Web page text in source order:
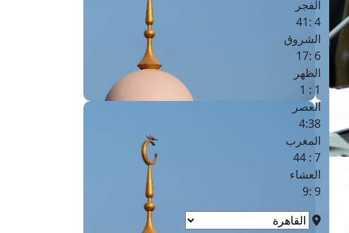
الفجر
4 :41
الشروق
6 :17
الظهر
1 : 1
العصر
4:38
المغرب
7 : 44
العشاء
9 :9